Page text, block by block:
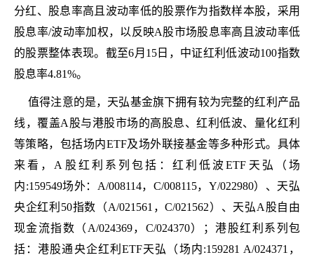
分红、股息率高且波动率低的股票作为指数样本股，采用
股息率/波动率加权，以反映A股市场股息率高且波动率低
的股票整体表现。截至6月15日，中证红利低波动100指数
股息率4.81%。
值得注意的是，天弘基金旗下拥有较为完整的红利产品
线，覆盖A股与港股市场的高股息、红利低波、量化红利
等策略，包括场内ETF及场外联接基金等多种形式。具体
来看，A股红利系列包括：红利低波ETF天弘（场
内:159549场外：A/008114，C/008115，Y/022980）、天弘
央企红利50指数（A/021561，C/021562）、天弘A股自由
现金流指数（A/024369，C/024370）；港股红利系列包
括：港股通央企红利ETF天弘（场内:159281 A/024371，